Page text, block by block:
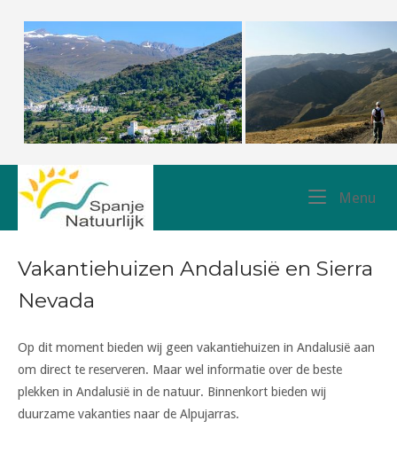
content
Home
Menu
Vakantiehuizen Andalusië en Sierra
Nevada
Op dit moment bieden wij geen vakantiehuizen in Andalusië aan
om direct te reserveren. Maar wel informatie over de beste
plekken in Andalusië in de natuur. Binnenkort bieden wij
duurzame vakanties naar de Alpujarras.